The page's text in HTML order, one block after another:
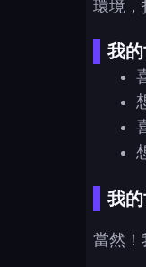
環境，
我
我
當然！